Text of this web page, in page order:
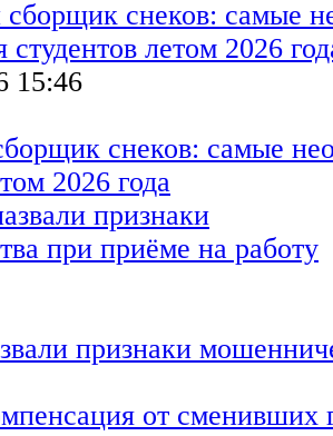
15:46
снеков: самые
2026 года
признаки